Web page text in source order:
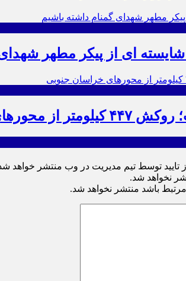
شایسته ای از پیکر مطهر
خراسان جنوبی
توسط تیم مدیریت در وب منتشر خواهد
نخواهد شد.
مرتبط باشد منتشر نخواهد شد.